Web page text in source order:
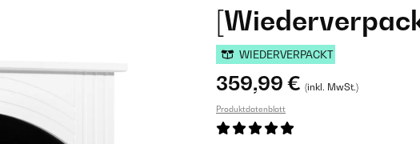
WIEDERVERPACKT
359,99 € (inkl. MwSt.)
Produktdatenblatt